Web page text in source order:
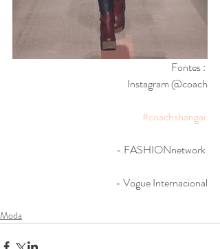
Fontes :
Instagram @coach
#coachshangai
- FASHIONnetwork
- Vogue Internacional
Moda